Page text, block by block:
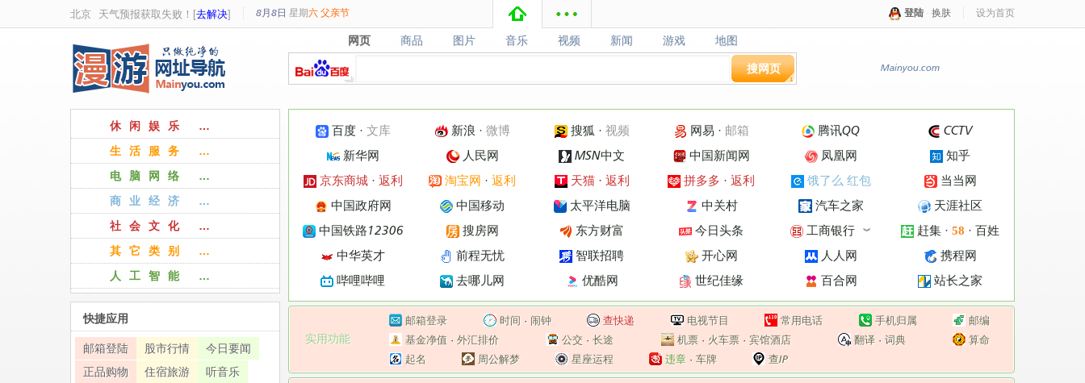
北京 天气预报获取失败！[去解决] 8月8日 星期六 父亲节 登陆 换肤 设为首页
网页
网页 商品
商品 图片
图片 音乐
音乐 视频
视频 新闻
新闻 游戏
游戏 地图
地图
搜网页 Mainyou.com
百度· 文库 新浪 · 微博 搜狐 · 视频 网易 · 邮箱 腾讯QQ
CCTV
新华网
人民网 MSN中文 中国新闻网 凤凰网
知乎
京东商城· 返利 淘宝网 · 返利 天猫· 返利 拼多多 · 返利 饿了么 红包
当当网
中国政府网
中国移动 太平洋电脑 中关村 汽车之家
天涯社区
中国铁路12306
搜房网 东方财富 今日头条 工商银行 ︾ 赶集 · 58 · 百姓
中华英才
前程无忧 智联招聘 开心网 人人网
携程网
哔哩哔哩
去哪儿网 优酷网 世纪佳缘 百合网 站长之家
实用功能
邮箱登录 时间· 闹钟 查快递 电视节目 常用电话 手机归属
邮编
基金净值 · 外汇排价 公交 ·长途 机票· 火车票· 宾馆酒店 翻译· 词典
算命
起名
周公解梦 星座运程 违章 · 车牌 查IP
休闲娱乐 …
生活服务 …
电脑网络 …
商业经济 …
社会文化 …
其它类别 …
人工智能 …
快捷应用
邮箱登陆 股市行情
今日要闻
正品购物
住宿旅游
听音乐